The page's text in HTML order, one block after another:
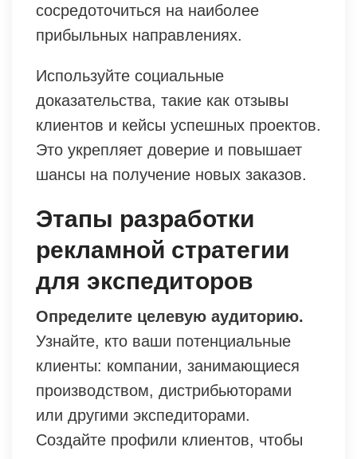
сосредоточиться на наиболее
прибыльных направлениях.
Используйте социальные
доказательства, такие как отзывы
клиентов и кейсы успешных проектов.
Это укрепляет доверие и повышает
шансы на получение новых заказов.
Этапы разработки
рекламной стратегии
для экспедиторов
Определите целевую аудиторию.
Узнайте, кто ваши потенциальные
клиенты: компании, занимающиеся
производством, дистрибьюторами
или другими экспедиторами.
Создайте профили клиентов, чтобы